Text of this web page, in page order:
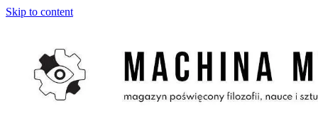
Skip to content